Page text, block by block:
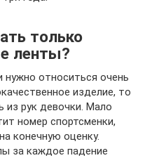
только
ленты?
нужно относиться очень
изделие, то
из рук девочки. Мало
номер спортсменки,
конечную оценку.
за каждое падение